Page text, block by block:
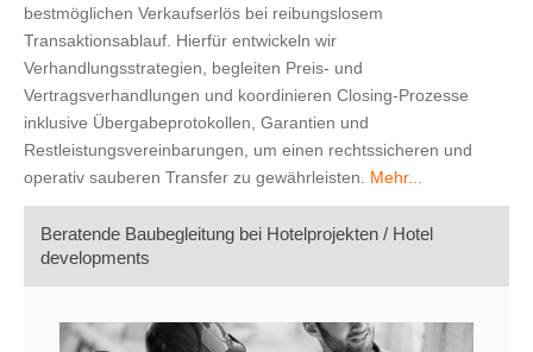
bestmöglichen Verkaufserlös bei reibungslosem
Transaktionsablauf. Hierfür entwickeln wir
Verhandlungsstrategien, begleiten Preis‑ und
Vertragsverhandlungen und koordinieren Closing‑Prozesse
inklusive Übergabeprotokollen, Garantien und
Restleistungsvereinbarungen, um einen rechtssicheren und
operativ sauberen Transfer zu gewährleisten. Mehr...
Beratende Baubegleitung bei Hotelprojekten / Hotel
developments